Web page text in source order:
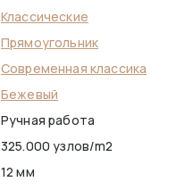
Классические
Прямоугольник
Современная классика
Бежевый
Ручная работа
325.000 узлов/m2
12 мм